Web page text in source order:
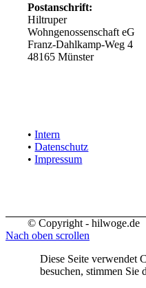
Postanschrift:
Hiltruper
Wohngenossenschaft eG
Franz-Dahlkamp-Weg 4
48165 Münster
•Intern
•Datenschutz
•Impressum
© Copyright - hilwoge.de
Nach oben scrollen
Diese Seite verwendet
besuchen, stimmen Sie